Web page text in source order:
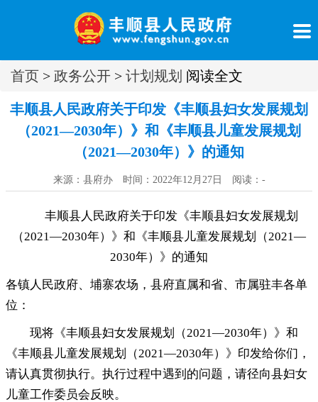
首页 > 政务公开 > 计划规划 阅读全文
丰顺县人民政府关于印发《丰顺县妇女发展规划
（2021—2030年）》和《丰顺县儿童发展规划
（2021—2030年）》的通知
来源：县府办 时间：2022年12月27日 阅读： -
丰顺县人民政府关于印发《丰顺县妇女发展规划
（2021—2030年）》和《丰顺县儿童发展规划（2021—
2030年）》的通知
各镇人民政府、埔寨农场 ， 县府直属和省、市属驻丰各单
位：
现将《丰顺县妇女发展规划（2021—2030年）》和
《丰顺县儿童发展规划（2021—2030年）》印发给你们 ，
请认真贯彻执行。执行过程中遇到的问题 ， 请径向县妇女
儿童工作委员会反映。